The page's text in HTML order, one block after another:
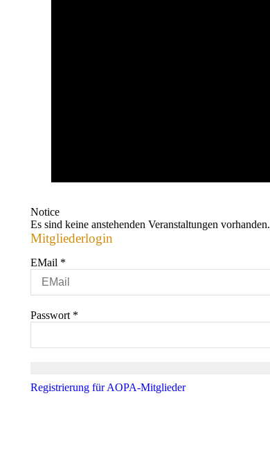
Notice
Es sind keine anstehenden Veranstaltungen vorhanden.
Mitgliederlogin
EMail *
Passwort *
Registrierung für AOPA-Mitglieder